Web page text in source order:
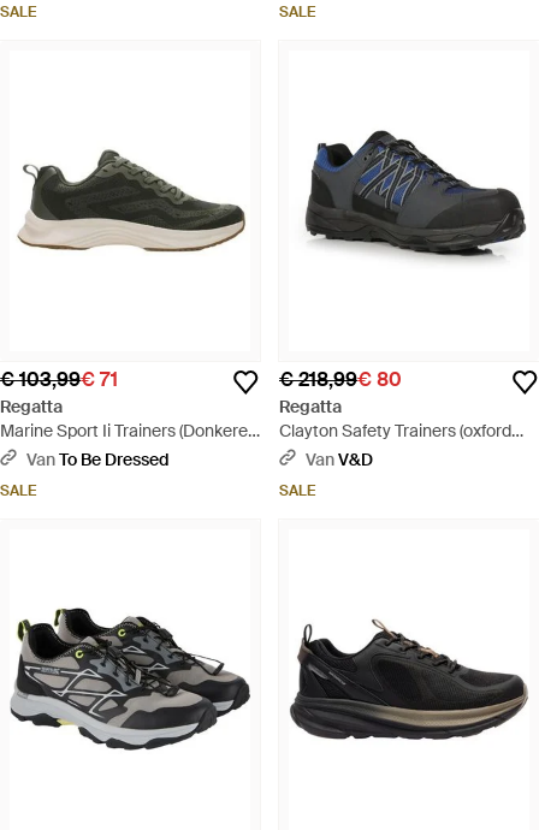
SALE SALE
€ 103,99€ 71
Regatta
Marine Sport Ii Trainers (Donkere
Khaki) - Groen
VanTo Be Dressed
SALE
€ 218,99€ 80
Regatta
Clayton Safety Trainers (oxford
Blauw/briijn) - Zwart
VanV&D
SALE